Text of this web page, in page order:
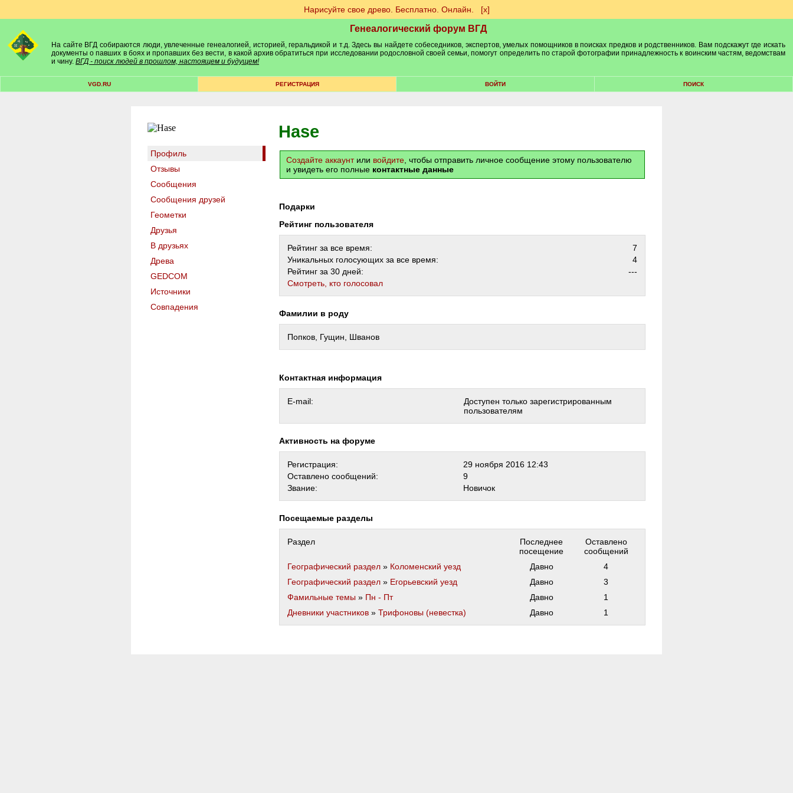
Нарисуйте свое древо. Бесплатно. Онлайн. [х]
Генеалогический форум ВГД
На сайте ВГД собираются люди, увлеченные генеалогией, историей, геральдикой и т.д. Здесь вы найдете собеседников, экспертов, умелых помощников в поисках предков и родственников. Вам подскажут где искать
документы о павших в боях и пропавших без вести, в какой архив обратиться при исследовании родословной своей семьи, помогут определить по старой фотографии принадлежность к воинским частям, ведомствам
и чину. ВГД - поиск людей в прошлом, настоящем и будущем!
VGD.RU РЕГИСТРАЦИЯ ВОЙТИ ПОИСК
Профиль
Отзывы
Сообщения
Сообщения друзей
Геометки
Друзья
В друзьях
Древа
GEDCOM
Источники
Совпадения
Hase
Создайте аккаунтили войдите , чтобы отправить личное сообщение этому пользователю
и увидеть его полные контактные данные
Подарки
Рейтинг пользователя
Рейтинг за все время:
7
Уникальных голосующих за все время:
4
Рейтинг за 30 дней:
---
Cмотреть, кто голосовал
Фамилии в роду
Попков, Гущин, Шванов
Контактная информация
E-mail:
Доступен только зарегистрированным
пользователям
Активность на форуме
Регистрация:
29 ноября 2016 12:43
Оставлено сообщений:
9
Звание:
Новичок
Посещаемые разделы
Раздел
Последнее
посещение
Оставлено
сообщений
Географический раздел » Коломенский уезд Давно
4
Географический раздел » Егорьевский уезд Давно
3
Фамильные темы » Пн - Пт Давно
1
Дневники участников » Трифоновы (невестка) Давно 1